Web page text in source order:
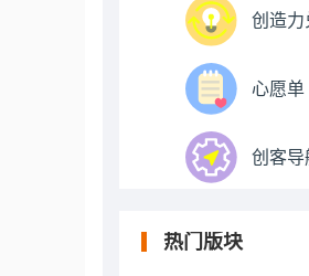
创造力
心愿单
创客导
热门版块